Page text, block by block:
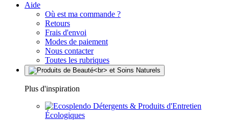
Aide
Où est ma commande ?
Retours
Frais d'envoi
Modes de paiement
Nous contacter
Toutes les rubriques
Plus d'inspiration
Détergents & Produits d'Entretien
Écologiques